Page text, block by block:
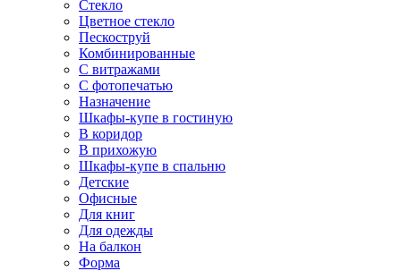
Стекло
Цветное стекло
Пескоструй
Комбинированные
С витражами
С фотопечатью
Назначение
Шкафы-купе в гостиную
В коридор
В прихожую
Шкафы-купе в спальню
Детские
Офисные
Для книг
Для одежды
На балкон
Форма